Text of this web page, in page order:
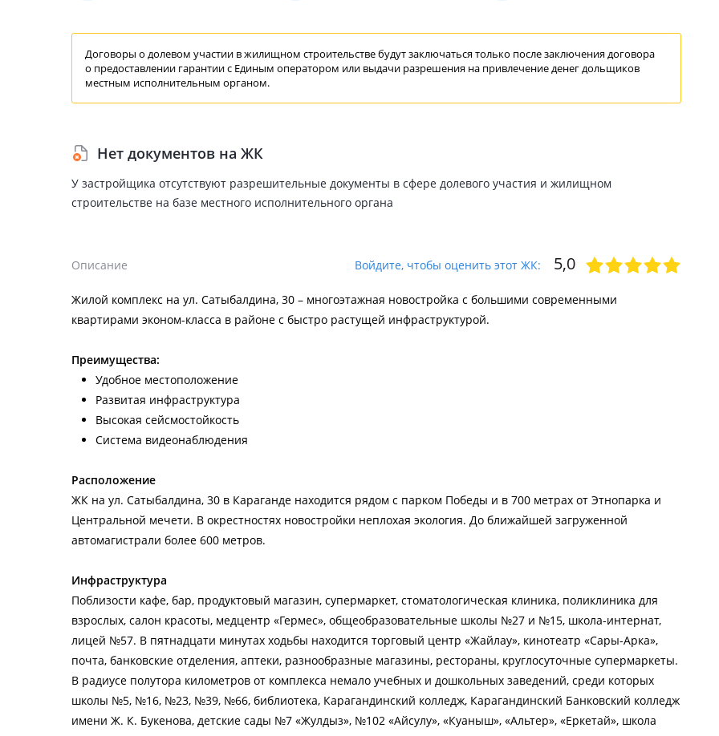
Договоры о долевом участии в жилищном строительстве будут заключаться только после заключения договора
о предоставлении гарантиис Единым оператором или выдачи разрешения на привлечениеденег дольщиков
местным исполнительным органом.
Нет документов на ЖК
У застройщика отсутствуют разрешительные документы в сфере долевого участия и жилищном
строительстве на базе местного исполнительного органа
Описание Войдите, чтобы оценить этот ЖК: 5,0
Жилой комплекс на ул. Сатыбалдина, 30 – многоэтажная новостройка с большими современными
квартирами эконом-класса в районе с быстро растущей инфраструктурой.
Преимущества:
Удобное местоположение
Развитая инфраструктура
Высокая сейсмостойкость
Система видеонаблюдения
Расположение
ЖК на ул. Сатыбалдина, 30 в Караганде находится рядом с парком Победы и в 700 метрах от Этнопарка и
Центральной мечети. В окрестностях новостройки неплохая экология. До ближайшей загруженной
автомагистрали более 600 метров.
Инфраструктура
Поблизости кафе, бар, продуктовый магазин, супермаркет, стоматологическая клиника, поликлиника для
взрослых, салон красоты, медцентр «Гермес», общеобразовательные школы №27 и №15, школа-интернат,
лицей №57. В пятнадцати минутах ходьбы находится торговый центр «Жайлау», кинотеатр «Сары-Арка»,
почта, банковские отделения, аптеки, разнообразные магазины, рестораны, круглосуточные супермаркеты.
В радиусе полутора километров от комплекса немало учебных и дошкольных заведений, среди которых
школы №5, №16, №23, №39, №66, библиотека, Карагандинский колледж, Карагандинский Банковский колледж
имени Ж. К. Букенова, детские сады №7 «Жулдыз», №102 «Айсулу», «Куаныш», «Альтер», «Еркетай», школа